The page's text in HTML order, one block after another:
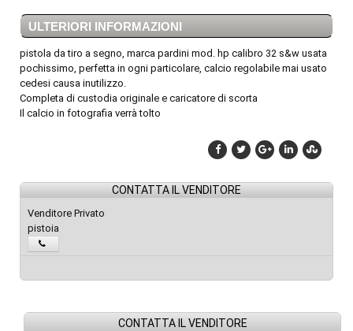
ULTERIORI INFORMAZIONI
pistola da tiro a segno, marca pardini mod. hp calibro 32 s&w usata
pochissimo, perfetta in ogni particolare, calcio regolabile mai usato
cedesi causa inutilizzo.
Completa di custodia originale e caricatore di scorta
Il calcio in fotografia verrà tolto
CONTATTA IL VENDITORE
Venditore Privato
pistoia
CONTATTA IL VENDITORE